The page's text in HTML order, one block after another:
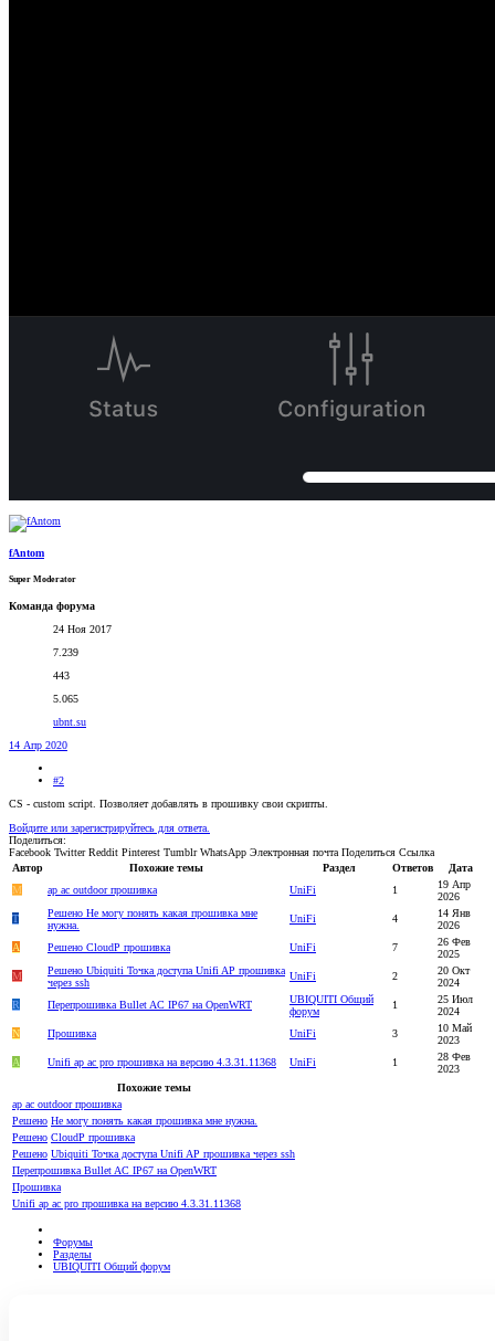
fAntom
Super Moderator
Команда форума
24 Ноя 2017
7.239
443
5.065
ubnt.su
14 Апр 2020
#2
CS - custom script. Позволяет добавлять в прошивку свои скрипты.
Войдите или зарегистрируйтесь для ответа.
Поделиться:
Facebook Twitter Reddit Pinterest Tumblr WhatsApp Электронная почта Поделиться Ссылка
Автор
Похожие темы Раздел Ответов
Дата
M
ap ac outdoor прошивка UniFi 1
19 Апр
2026
T
Решено Не могу понять какая прошивка мне
нужна.
UniFi 4
14 Янв
2026
A
Решено CloudP прошивка UniFi 7
26 Фев
2025
M
Решено Ubiquiti Точка доступа Unifi AP прошивка
через ssh
UniFi 2
20 Окт
2024
R
Перепрошивка Bullet AC IP67 на OpenWRT
UBIQUITI Общий
форум
1
25 Июл
2024
N
Прошивка UniFi 3
10 Май
2023
A
Unifi ap ac pro прошивка на версию 4.3.31.11368 UniFi 1
28 Фев
2023
Похожие темы
ap ac outdoor прошивка
Решено Не могу понять какая прошивка мне нужна.
Решено CloudP прошивка
Решено Ubiquiti Точка доступа Unifi AP прошивка через ssh
Перепрошивка Bullet AC IP67 на OpenWRT
Прошивка
Unifi ap ac pro прошивка на версию 4.3.31.11368
Форумы
Разделы
UBIQUITI Общий форум